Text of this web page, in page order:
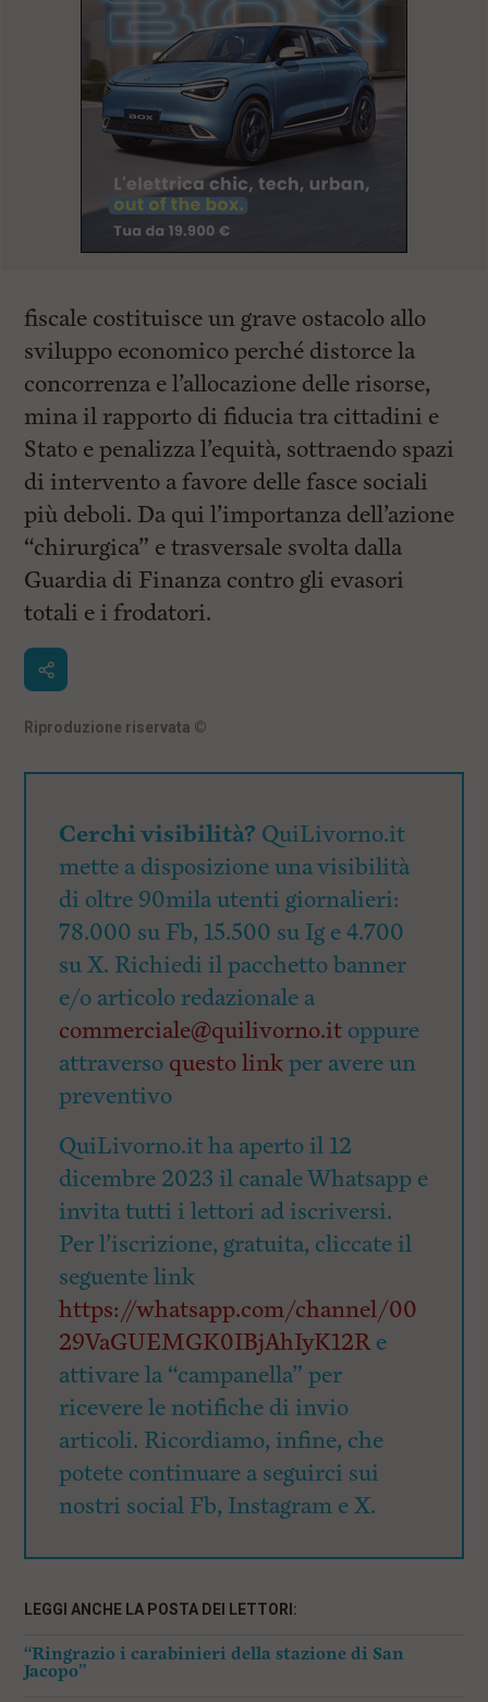
fiscale costituisce un grave ostacolo allo
sviluppo economico perché distorce la
concorrenza e l’allocazione delle risorse,
mina il rapporto di fiducia tra cittadini e
Stato e penalizza l’equità, sottraendo spazi
di intervento a favore delle fasce sociali
più deboli. Da qui l’importanza dell’azione
“chirurgica” e trasversale svolta dalla
Guardia di Finanza contro gli evasori
totali e i frodatori.
Riproduzione riservata ©
Cerchi visibilità? QuiLivorno.it
mette a disposizione una visibilità
di oltre 90mila utenti giornalieri:
78.000 su Fb, 15.500 su Ig e 4.700
su X. Richiedi il pacchetto banner
e/o articolo redazionale a
commerciale@quilivorno.it oppure
attraverso questo linkper avere un
preventivo
QuiLivorno.it ha aperto il 12
dicembre 2023 il canale Whatsapp e
invita tutti i lettori ad iscriversi.
Per l’iscrizione, gratuita, cliccate il
seguente link
https://whatsapp.com/channel/00
29VaGUEMGK0IBjAhIyK12Re
attivare la “campanella” per
ricevere le notifiche di invio
articoli. Ricordiamo, infine, che
potete continuare a seguirci sui
nostri social Fb, Instagram e X.
LEGGI ANCHE LA POSTA DEI LETTORI:
“Ringrazio i carabinieri della stazione di San
Jacopo”